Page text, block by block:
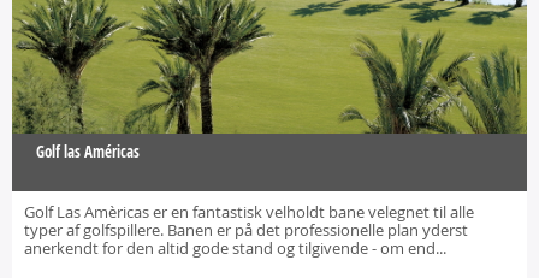
Golf las Américas
Golf Las Amèricas er en fantastisk velholdt bane velegnet til alle
typer af golfspillere. Banen er på det professionelle plan yderst
anerkendt for den altid gode stand og tilgivende - om end...